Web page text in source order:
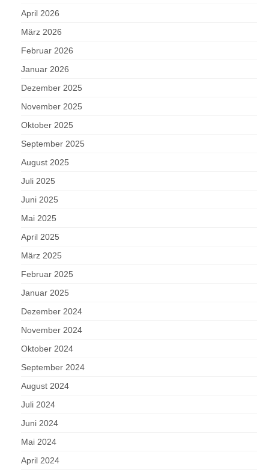
April 2026
März 2026
Februar 2026
Januar 2026
Dezember 2025
November 2025
Oktober 2025
September 2025
August 2025
Juli 2025
Juni 2025
Mai 2025
April 2025
März 2025
Februar 2025
Januar 2025
Dezember 2024
November 2024
Oktober 2024
September 2024
August 2024
Juli 2024
Juni 2024
Mai 2024
April 2024